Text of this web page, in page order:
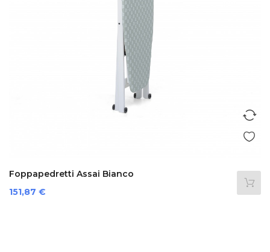
Foppapedretti Assai Bianco
Prezzo
151,87 €